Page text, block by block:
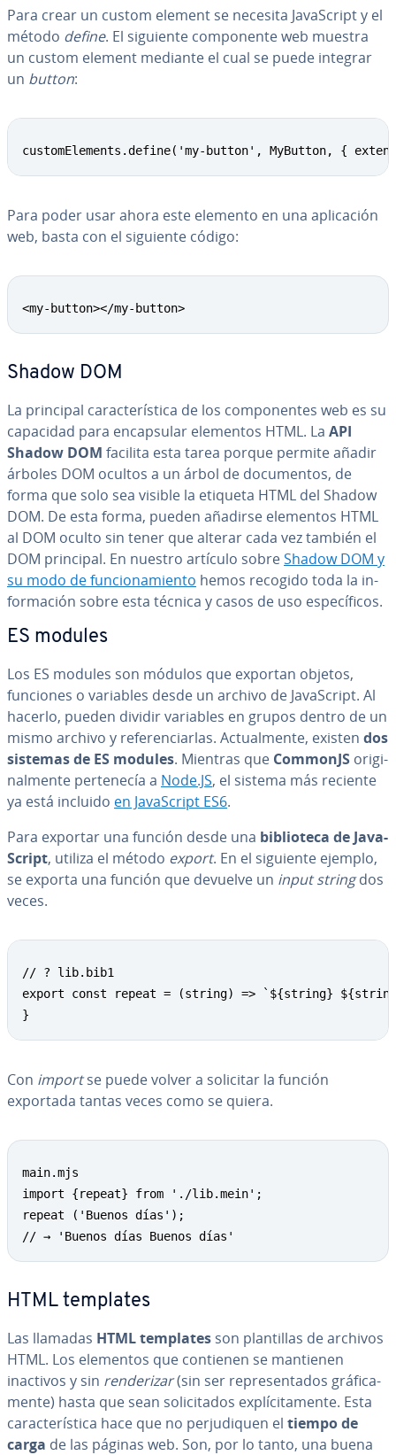
Para crear un custom element se necesita Ja­va­S­cri­pt y el
método define. El siguiente co­m­po­ne­n­te web muestra
un custom element mediante el cual se puede integrar
un button:
customElements.define('my-button', MyButton, {
Para poder usar ahora este elemento en una apli­ca­ción
web, basta con el siguiente código:
<my-button></my-button>
Shadow DOM
La principal ca­ra­c­te­rí­s­ti­ca de los co­m­po­ne­n­tes web es su
capacidad para en­ca­p­su­lar elementos HTML. La API
Shadow DOM facilita esta tarea porque permite añadir
árboles DOM ocultos a un árbol de do­cu­me­n­tos, de
forma que solo sea visible la etiqueta HTML del Shadow
DOM. De esta forma, pueden añadirse elementos HTML
al DOM oculto sin tener que alterar cada vez también el
DOM principal. En nuestro artículo sobreShadow DOM y
su modo de fu­n­cio­na­mie­n­to hemos recogido toda la in­
fo­r­ma­ción sobre esta técnica y casos de uso es­pe­cí­fi­cos.
ES modules
Los ES modules son módulos que exportan objetos,
funciones o variables desde un archivo de Ja­va­S­cri­pt. Al
hacerlo, pueden dividir variables en grupos dentro de un
mismo archivo y re­fe­re­n­ciar­las. Ac­tua­l­me­n­te, existen dos
sistemas de ES modules. Mientras que CommonJS ori­gi­
na­l­me­n­te pe­r­te­ne­cía a Node.JS, el sistema más reciente
ya está incluido en Ja­va­S­cri­pt ES6.
Para exportar una función desde una bi­blio­te­ca de Ja­va­
S­cri­pt, utiliza el método export. En el siguiente ejemplo,
se exporta una función que devuelve un input stringdos
veces.
// ? lib.bib1
export const repeat = (string) => `${string}
}
Con importse puede volver a solicitar la función
exportada tantas veces como se quiera.
main.mjs
import {repeat} from './lib.mein';
repeat ('Buenos días');
// → 'Buenos días Buenos días'
HTML templates
Las llamadas HTML templates son pla­n­ti­llas de archivos
HTML. Los elementos que contienen se mantienen
inactivos y sin re­n­de­ri­zar(sin ser re­pre­se­n­ta­dos grá­fi­ca­
me­n­te) hasta que sean so­li­ci­ta­dos ex­plí­ci­ta­me­n­te. Esta
ca­ra­c­te­rí­s­ti­ca hace que no pe­r­ju­di­quen el tiempo de
carga de las páginas web. Son, por lo tanto, una buena